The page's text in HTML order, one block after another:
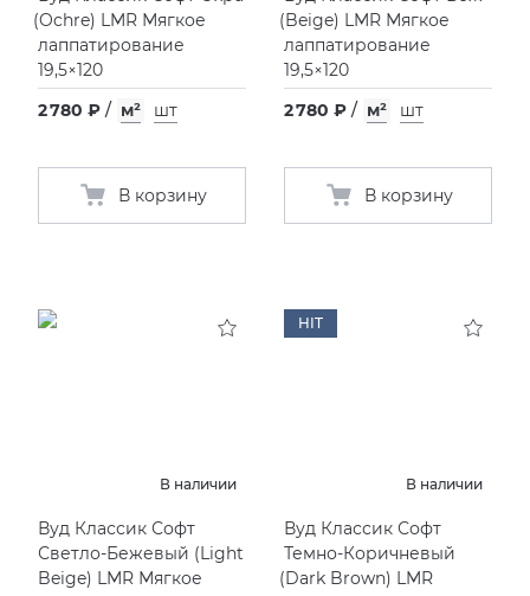
(Ochre) LMR Мягкое
лаппатирование
19,5×120
2 780 ₽ / м² шт
В корзину
(Beige) LMR Мягкое
лаппатирование
19,5×120
2 780 ₽ / м² шт
В корзину
В наличии
Вуд Классик Софт
Светло-Бежевый (Light
Beige) LMR Мягкое
HIT
В наличии
Вуд Классик Софт
Темно-Коричневый
(Dark Brown) LMR